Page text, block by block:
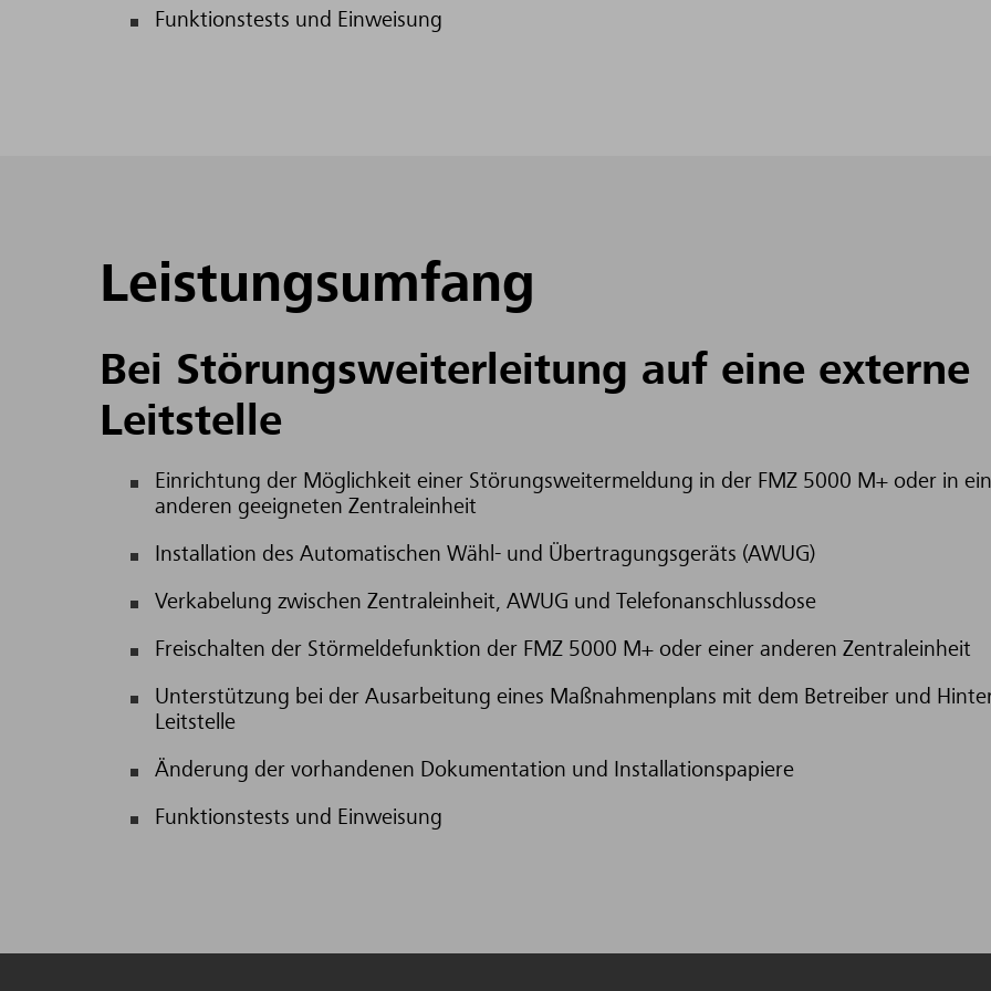
Funktionstests und Einweisung
Leistungsumfang
Bei Störungsweiterleitung auf eine externe
Leitstelle
Einrichtung der Möglichkeit einer Störungsweitermeldung in der FMZ 5000 M+ oder in
anderen geeigneten Zentraleinheit
Installation des Automatischen Wähl- und Übertragungsgeräts (AWUG)
Verkabelung zwischen Zentraleinheit, AWUG und Telefonanschlussdose
Freischalten der Störmeldefunktion der FMZ 5000 M+ oder einer anderen Zentraleinheit
Unterstützung bei der Ausarbeitung eines Maßnahmenplans mit dem Betreiber und
Leitstelle
Änderung der vorhandenen Dokumentation und Installationspapiere
Funktionstests und Einweisung